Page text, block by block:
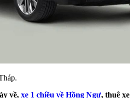
về, xe 1 chiều về Hồng Ngự, thuê